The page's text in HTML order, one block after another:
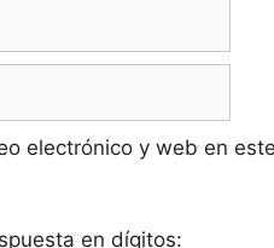
electrónico y web en
en dígitos: